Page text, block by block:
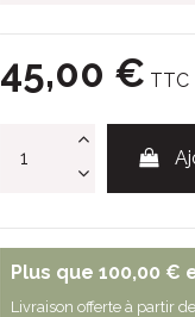
45,00 € TTC
Plus que 100,00 €
Livraison offerte à partir de